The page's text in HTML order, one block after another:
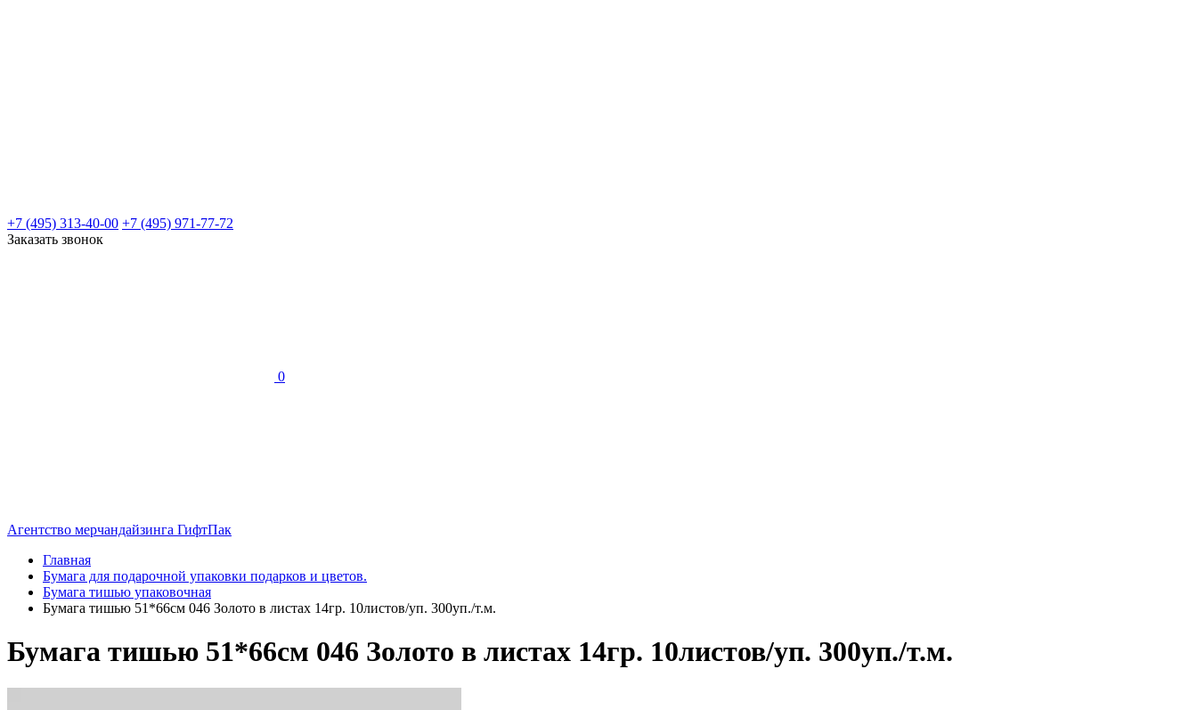
+7 (495) 313-40-00 +7 (495) 971-77-72
Заказать звонок
0
Агентство мерчандайзинга ГифтПак
Главная
Бумага для подарочной упаковки подарков и цветов.
Бумага тишью упаковочная
Бумага тишью 51*66см 046 Золото в листах 14гр. 10листов/уп. 300уп./т.м.
Бумага тишью 51*66см 046 Золото в листах 14гр. 10листов/уп. 300уп./т.м.